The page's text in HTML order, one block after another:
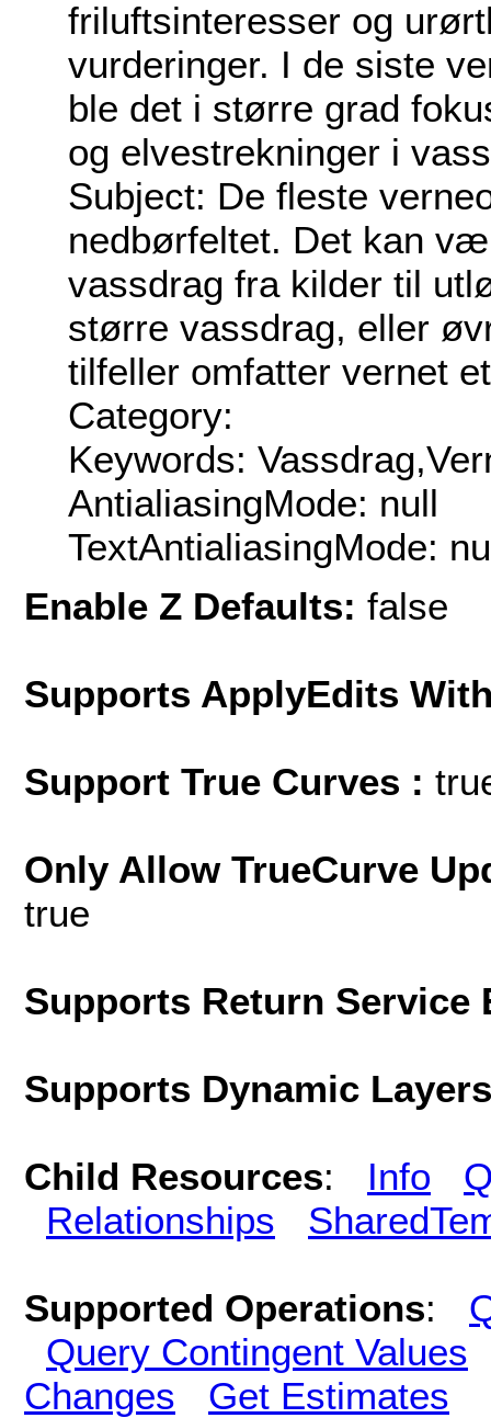
friluftsinteresser og
vurderinger. I de siste
ble det i større grad
og elvestrekninger i
Subject: De fleste
nedbørfeltet. Det kan
vassdrag fra kilder til
større vassdrag, eller
tilfeller omfatter vernet
Category:
Keywords:
AntialiasingMode: null
TextAntialiasingMode:
Enable Z Defaults: false
Supports ApplyEdits
Support True Curves :
Only Allow TrueCurve
true
Supports Return
Supports Dynamic
Child Resources: Info
Relationships
Supported Operations:
Query Contingent Values
Changes
Get Estimates